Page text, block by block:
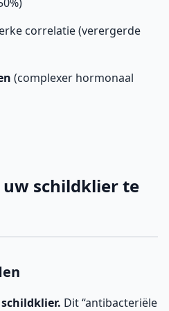
correlatie (verergerde
(complexer hormonaal
uw schildklier te
Dit “antibacteriële